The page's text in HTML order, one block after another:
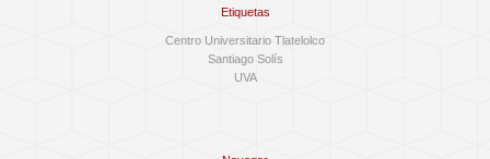
Etiquetas
Centro Universitario Tlatelolco
Santiago Solís
UVA